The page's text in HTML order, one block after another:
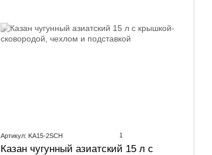
Артикул: KA15-2SCH 1
Казан чугунный азиатский 15 л с